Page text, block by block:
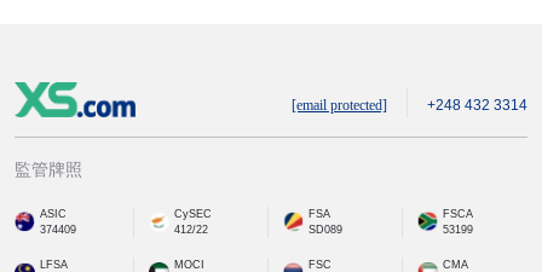
[email protected] +248 432 3314
監管牌照
ASIC
374409
CySEC
412/22
FSA
SD089
FSCA
53199
LFSA
MOCI
FSC
CMA